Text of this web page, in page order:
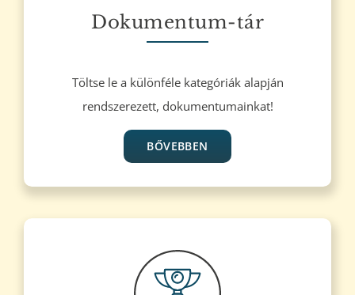
Dokumentum-tár
Töltse le a különféle kategóriák alapján
rendszerezett, dokumentumainkat!
BŐVEBBEN